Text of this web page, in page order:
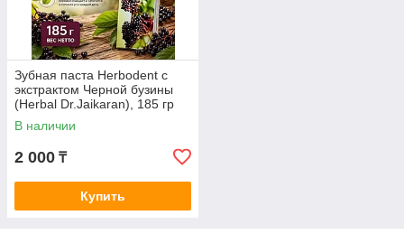
Зубная паста Herbodent с
экстрактом Черной бузины
(Herbal Dr.Jaikaran), 185 гр
В наличии
2 000 ₸
Купить